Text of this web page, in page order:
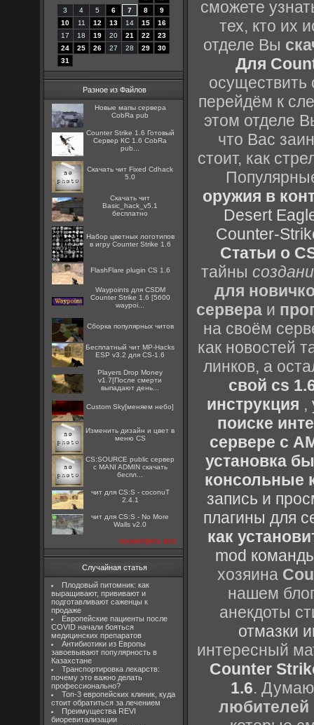
3
4 5 6 7 8
9
10
11 12 13 14 15
16
17
18 19 20 21 22
23
24
25 26 27 28 29
30
31
Разное из Файлов
Новые мапы сервера
CobRa pub
Counter Strike 1.6 Готовый
Сервер КС 1.6 CobRa
pub...
Скачать чит Fixed Cdhack
5.0
Скачать чит
Basic_hack_v5.1
бесплатно
Набор цветных логотипов
в игру Counter Strike 1.6
FlashFlare plugin CS 1.6
Waypoints для CSDM
Counter Strike 1.6 [5600
waypoi...
Сборка популярных читов
Бесплатный чит MP-Hacks
ESP v3.2 для CS-1.6
Players Drop Money
v1.7[После смерти
выпадают день...
Custom Sky[меняем небо]
Изменить дизайн и цвет в
меню CS
CS:SOURCE public сервер
с MANI ADMIN скачать
беспл...
чит для CS:S - coconuT
2.4.1
чит для CS:S - No More
Walls v2.0
посмотреть все
Случайная статья
Плодовый питомник: как
выращивают, прививают и
подготавливают саженцы к
продаже
Европейские пациенты после
COVID начали бояться
медицинских препаратов
Антибиотики из Европы
завоевывают популярность в
Казахстане
Транспортировка лекарств:
почему это важно делать
профессионально?
Топ-3 европейских клиник, куда
стоит обратиться за лечением
Преимущества REVI
биоревитализации
сможете
тех, кто их
отделе Вы
Для
осуществить
перейдём к
этом отделе
что Вас
стоит, как
оружия в
Desert
Counter-
Статьи о
тайны
для
сервера и
на своём
как новостей
линков, а
свой cs
инструкция ,
поиске
сервере с
установка
консольные
запись и
плагины для
как
mod
хозяина
нашем
анекдоты
отмазки
интересный
Counter
1.6. Думаю
любителей